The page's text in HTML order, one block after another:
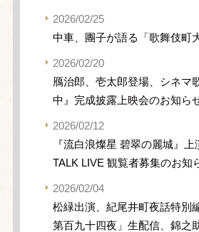
2026/02/25
中車、團子が語る「歌舞伎町
2026/02/20
鴈治郎、壱太郎登場、シネマ
中』完成披露上映会のお知ら
2026/02/12
『流白浪燦星 碧翠の麗城』
TALK LIVE 観覧者募集のお知
2026/02/04
松緑出演、紀尾井町夜話特別
第百九十四夜」生配信、錦之